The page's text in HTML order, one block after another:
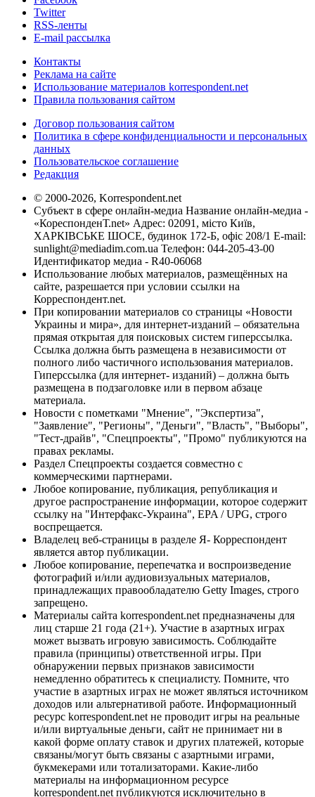
Twitter
RSS-ленты
E-mail рассылка
Контакты
Реклама на сайте
Использование материалов korrespondent.net
Правила пользования сайтом
Договор пользования сайтом
Политика в сфере конфиденциальности и персональных
данных
Пользовательское соглашение
Редакция
© 2000-2026, Korrespondent.net
Субъект в сфере онлайн-медиа Название онлайн-медиа -
«КореспонденТ.net» Адрес: 02091, місто Київ,
ХАРКІВСЬКЕ ШОСЕ, будинок 172-Б, офіс 208/1 E-mail:
sunlight@mediadim.com.ua Телефон: 044-205-43-00
Идентификатор медиа - R40-06068
Использование любых материалов, размещённых на
сайте, разрешается при условии ссылки на
Корреспондент.net.
При копировании материалов со страницы «Новости
Украины и мира», для интернет-изданий – обязательна
прямая открытая для поисковых систем гиперссылка.
Ссылка должна быть размещена в независимости от
полного либо частичного использования материалов.
Гиперссылка (для интернет- изданий) – должна быть
размещена в подзаголовке или в первом абзаце
материала.
Новости с пометками "Мнение", "Экспертиза",
"Заявление", "Регионы", "Деньги", "Власть", "Выборы",
"Тест-драйв", "Спецпроекты", "Промо" публикуются на
правах рекламы.
Раздел Спецпроекты создается совместно с
коммерческими партнерами.
Любое копирование, публикация, републикация и
другое распространение информации, которое содержит
ссылку на "Интерфакс-Украина", EPA / UPG, строго
воспрещается.
Владелец веб-страницы в разделе Я- Корреспондент
является автор публикации.
Любое копирование, перепечатка и воспроизведение
фотографий и/или аудиовизуальных материалов,
принадлежащих правообладателю Getty Images, строго
запрещено.
Материалы сайта korrespondent.net предназначены для
лиц старше 21 года (21+). Участие в азартных играх
может вызвать игровую зависимость. Соблюдайте
правила (принципы) ответственной игры. При
обнаружении первых признаков зависимости
немедленно обратитесь к специалисту. Помните, что
участие в азартных играх не может являться источником
доходов или альтернативой работе. Информационный
ресурс korrespondent.net не проводит игры на реальные
и/или виртуальные деньги, сайт не принимает ни в
какой форме оплату ставок и других платежей, которые
связаны/могут быть связаны с азартными играми,
букмекерами или тотализаторами. Какие-либо
материалы на информационном ресурсе
korrespondent.net публикуются исключительно в